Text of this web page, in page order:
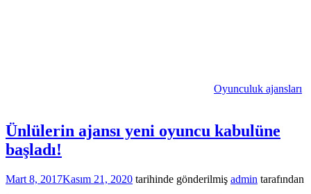
Oyunculuk ajansları
Ünlülerin ajansı yeni oyuncu kabulüne
başladı!
Mart 8, 2017Kasım 21, 2020 tarihinde gönderilmiş admin tarafından